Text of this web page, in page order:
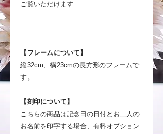
ご覧いただけます
【フレームについて】
縦32cm、横23cmの長方形のフレームで
す。
【刻印について】
こちらの商品は記念日の日付とお二人の
お名前を印字する場合、有料オプション